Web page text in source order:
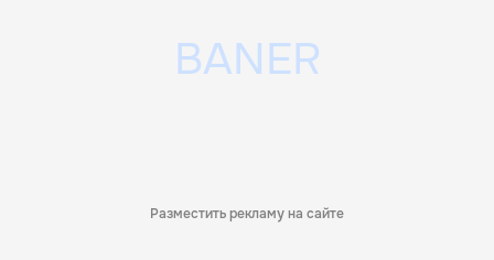
Разместить рекламу на сайте